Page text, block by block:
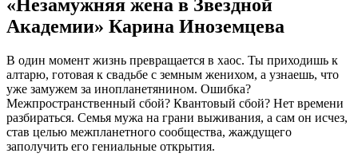
«Незамужняя жена в Звездной
Академии» Карина Иноземцева
В один момент жизнь превращается в хаос. Ты приходишь к
алтарю, готовая к свадьбе с земным женихом, а узнаешь, что
уже замужем за инопланетянином. Ошибка?
Межпространственный сбой? Квантовый сбой? Нет времени
разбираться. Семья мужа на грани выживания, а сам он исчез,
став целью межпланетного сообщества, жаждущего
заполучить его гениальные открытия.